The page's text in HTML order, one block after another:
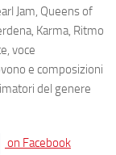
Jam, Queens of
Karma, Ritmo
voce
e composizioni
del genere
on Facebook